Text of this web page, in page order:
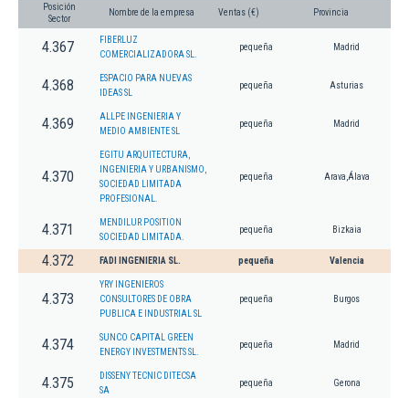
Posición
Sector
Nombre de la empresa Ventas (€) Provincia
4.367
FIBERLUZ
COMERCIALIZADORA SL.
pequeña Madrid
4.368
ESPACIO PARA NUEVAS
IDEAS SL
pequeña Asturias
4.369
ALLPE INGENIERIA Y
MEDIO AMBIENTE SL
pequeña Madrid
4.370
EGITU ARQUITECTURA,
INGENIERIA Y URBANISMO,
SOCIEDAD LIMITADA
PROFESIONAL.
pequeña Arava,Álava
4.371
MENDILUR POSITION
SOCIEDAD LIMITADA.
pequeña Bizkaia
4.372 FADI INGENIERIA SL. pequeña Valencia
4.373
YRY INGENIEROS
CONSULTORES DE OBRA
PUBLICA E INDUSTRIAL SL
pequeña Burgos
4.374
SUNCO CAPITAL GREEN
ENERGY INVESTMENTS SL.
pequeña Madrid
4.375
DISSENY TECNIC DITECSA
SA
pequeña Gerona